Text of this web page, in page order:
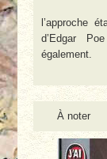
l’approche
d’Edgar
également.
À noter